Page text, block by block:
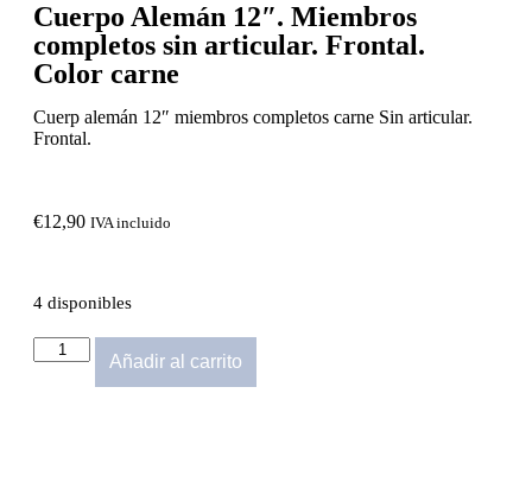
Cuerpo Alemán 12″. Miembros
completos sin articular. Frontal.
Color carne
Cuerp alemán 12″ miembros completos carne Sin articular.
Frontal.
€12,90 IVA incluido
4 disponibles
Añadir al carrito